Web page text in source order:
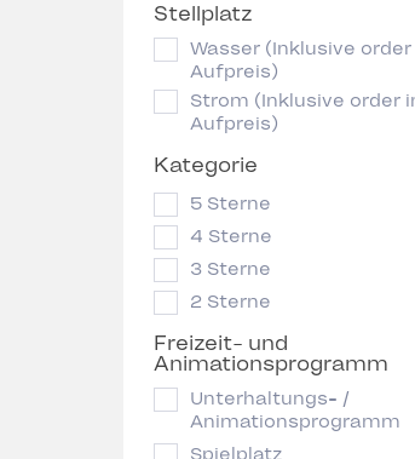
Stellplatz
Wasser (Inklusive
Aufpreis)
Strom (Inklusive order
Aufpreis)
Kategorie
5 Sterne
4 Sterne
3 Sterne
2 Sterne
Freizeit- und
Animationsprogramm
Unterhaltungs- /
Animationsprogramm
Spielplatz